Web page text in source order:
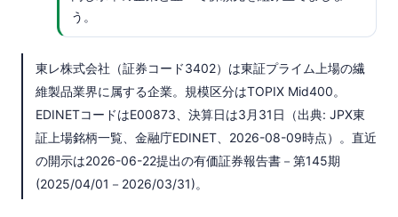
う。
東レ株式会社（証券コード3402）は東証プライム上場の繊
維製品業界に属する企業。規模区分はTOPIX Mid400。
EDINETコードはE00873、決算日は3月31日（出典: JPX東
証上場銘柄一覧、金融庁EDINET、2026-08-09時点）。直近
の開示は2026-06-22提出の有価証券報告書－第145期
(2025/04/01－2026/03/31)。